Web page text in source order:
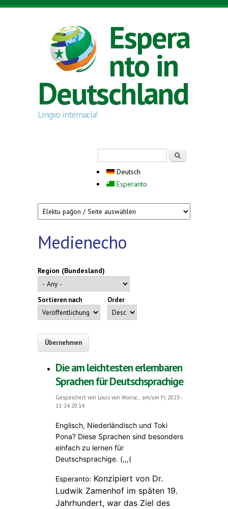
Direkt zum Inhalt
Espera
nto in
Deutschland
Lingvo internacia!
Deutsch
Esperanto
Medienecho
Region (Bundesland)
Sortieren nach Order
Die am leichtesten erlernbaren
Sprachen für Deutschsprachige
Gespeichert von Louis von Wunsc...am/um Fr, 2023-
11-24 20:14
Englisch, Niederländisch und Toki
Pona? Diese Sprachen sind besonders
einfach zu lernen für
Deutschsprachige. (,,,(
Esperanto: Konzipiert von Dr.
Ludwik Zamenhof im späten 19.
Jahrhundert, war das Ziel des